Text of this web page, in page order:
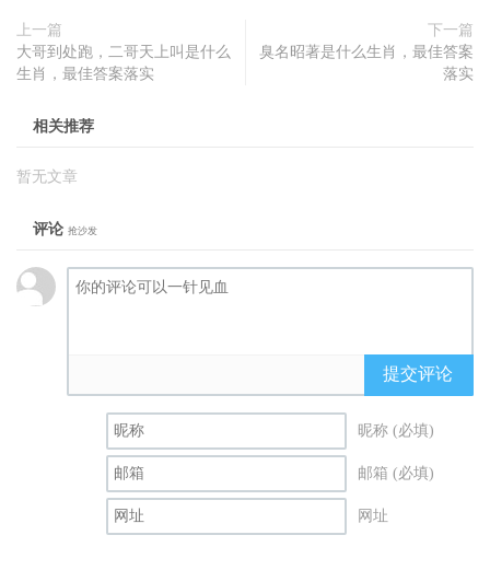
上一篇
大哥到处跑，二哥天上叫是什么
生肖，最佳答案落实
下一篇
臭名昭著是什么生肖，最佳答案
落实
相关推荐
暂无文章
评论 抢沙发
提交评论
昵称 (必填)
邮箱 (必填)
网址